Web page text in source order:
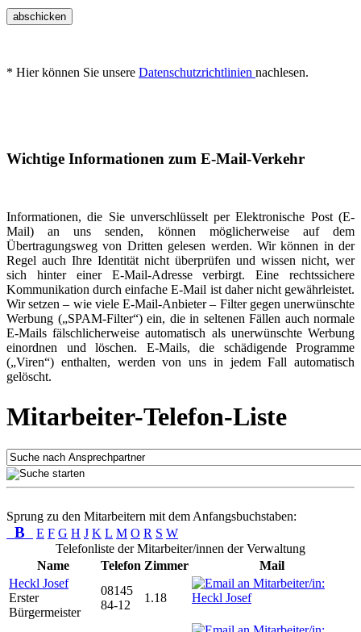
abschicken
* Hier können Sie unsere Datenschutzrichtlinien nachlesen.
Wichtige Informationen zum E-Mail-Verkehr
Informationen, die Sie unverschlüsselt per Elektronische Post (E-
Mail) an uns senden, können möglicherweise auf dem
Übertragungsweg von Dritten gelesen werden. Wir können in der
Regel auch Ihre Identität nicht überprüfen und wissen nicht, wer
sich hinter einer E-Mail-Adresse verbirgt. Eine rechtssichere
Kommunikation durch einfache E-Mail ist daher nicht gewährleistet.
Wir setzen – wie viele E-Mail-Anbieter – Filter gegen unerwünschte
Werbung („SPAM-Filter“) ein, die in seltenen Fällen auch normale
E-Mails fälschlicherweise automatisch als unerwünschte Werbung
einordnen und löschen. E-Mails, die schädigende Programme
(„Viren“) enthalten, werden von uns in jedem Fall automatisch
gelöscht.
Mitarbeiter-Telefon-Liste
Sprung zu den Mitarbeitern mit dem Anfangsbuchstaben:
B E F G H J K L M O R S W
Telefonliste der Mitarbeiter/innen der Verwaltung
Name
Telefon Zimmer
Mail
Heckl Josef
Erster
Bürgermeister
08145
84-12
1.18